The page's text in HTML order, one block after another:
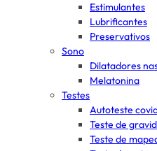
Estimulantes
Lubrificantes
Preservativos
Sono
Dilatadores
Melatonina
Testes
Autoteste
Teste de
Teste de